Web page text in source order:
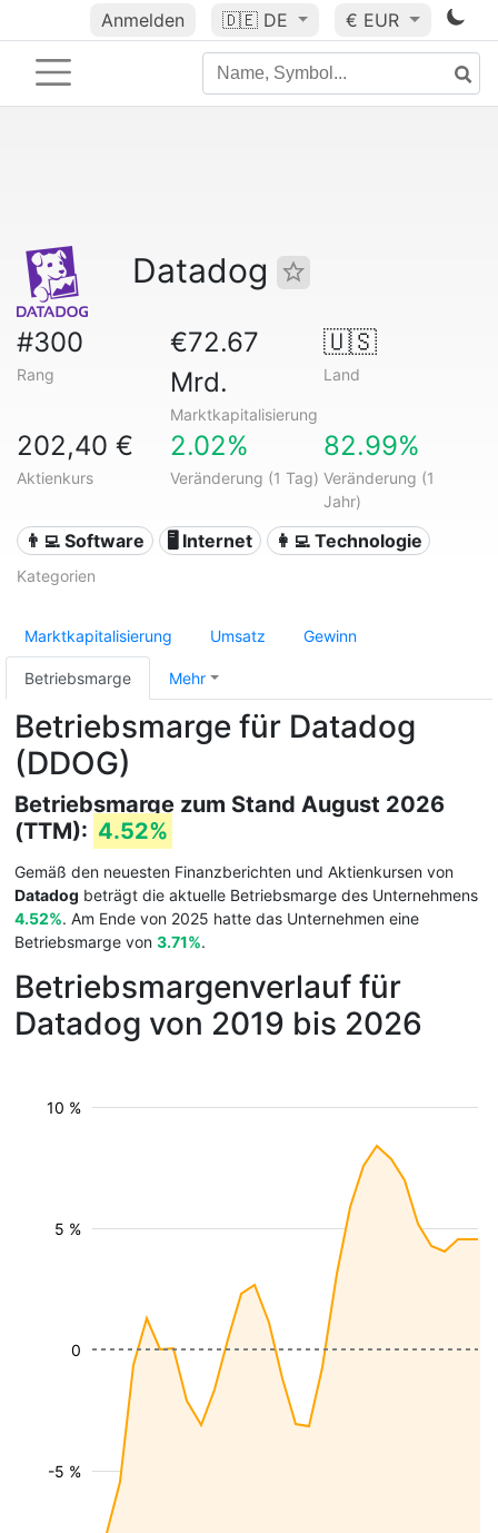
Anmelden 🇩🇪 DE € EUR
Datadog
#300
Rang
€72.67
Mrd.
Marktkapitalisierung
🇺🇸
Land
202,40 €
Aktienkurs
2.02%
Veränderung (1 Tag)
82.99%
Veränderung (1
Jahr)
👨‍💻 Software 🖥️ Internet 👩‍💻 Technologie
Kategorien
Marktkapitalisierung Umsatz Gewinn
Betriebsmarge Mehr
Betriebsmarge für Datadog
(DDOG)
Betriebsmarge zum Stand August 2026
(TTM): 4.52%
Gemäß den neuesten Finanzberichten und Aktienkursen von
Datadog beträgt die aktuelle Betriebsmarge des Unternehmens
4.52%. Am Ende von 2025 hatte das Unternehmen eine
Betriebsmarge von 3.71%.
Betriebsmargenverlauf für
Datadog von 2019 bis 2026
-5 %
5 %
10 %
0